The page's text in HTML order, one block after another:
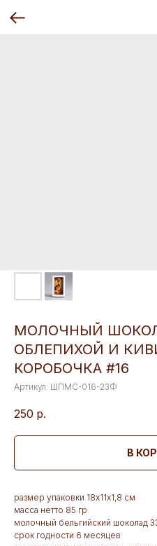
МОЛОЧНЫЙ
ОБЛЕПИХОЙ И
КОРОБОЧКА #16
Артикул: ШПМС-016-23Ф
250 р.
В
размер упаковки 18х11х1,8 см
масса нетто 85 гр
молочный бельгийский шоколад
срок годности 6 месяцев